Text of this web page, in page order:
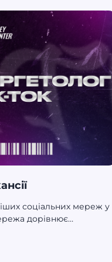
направление — страны
вышел в
программы
базе
без конкуренции за
повышает
соціальних мереж у
дорівнює